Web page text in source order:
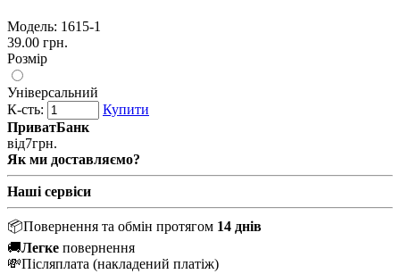
Модель: 1615-1
39.00 грн.
Розмір
Універсальний
К-сть:
Купити
ПриватБанк
від7грн.
Як ми доставляємо?
Наші сервіси
📦Повернення та обмін протягом 14 днів
🚚Легке повернення
💸Післяплата (накладений платіж)